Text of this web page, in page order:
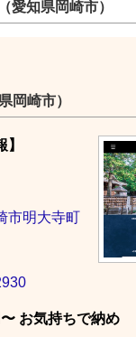
知県岡崎市）
岡崎市）
市明大寺町
お気持ちで納め